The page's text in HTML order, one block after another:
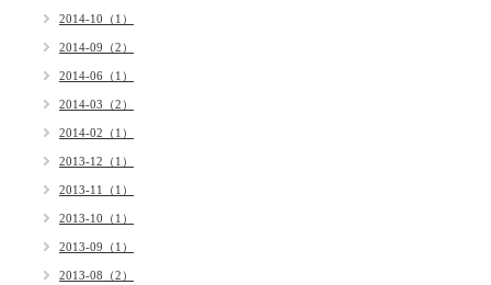
2014-10（1）
2014-09（2）
2014-06（1）
2014-03（2）
2014-02（1）
2013-12（1）
2013-11（1）
2013-10（1）
2013-09（1）
2013-08（2）